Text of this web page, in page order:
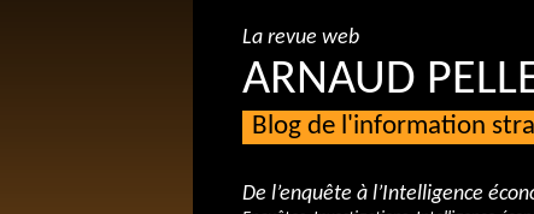
La revue web
ARNAUD
Blog de l'information
De l’enquête à l’Intelligence